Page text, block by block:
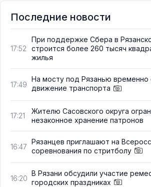
Последние новости
17:52
При поддержке Сбера в
строится более 260 тысяч
жилья
17:49
На мосту под Рязанью временно
движение транспорта
17:21
Жителю Сасовского округа
незаконное хранение патронов
16:47
Рязанцев приглашают на
соревнования по стритболу
16:20
В Рязани обсудили участие
городских праздниках